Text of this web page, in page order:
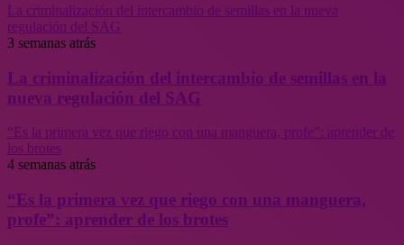
La criminalización del intercambio de semillas en la nueva
regulación del SAG
3 semanas atrás
La criminalización del intercambio de semillas en la
nueva regulación del SAG
“Es la primera vez que riego con una manguera, profe”: aprender de
los brotes
4 semanas atrás
“Es la primera vez que riego con una manguera,
profe”: aprender de los brotes